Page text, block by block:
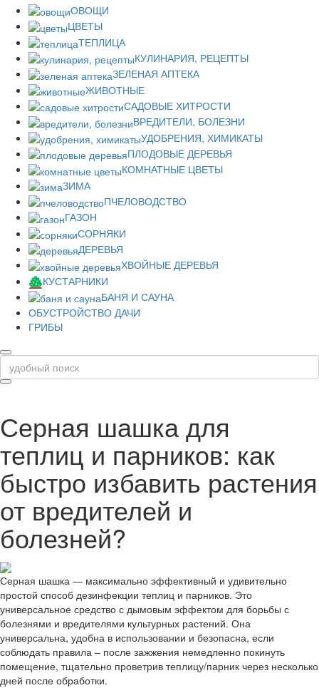
ОВОЩИ
ЦВЕТЫ
ТЕПЛИЦА
КУЛИНАРИЯ, РЕЦЕПТЫ
ЗЕЛЕНАЯ АПТЕКА
ЖИВОТНЫЕ
САДОВЫЕ ХИТРОСТИ
ВРЕДИТЕЛИ, БОЛЕЗНИ
УДОБРЕНИЯ, ХИМИКАТЫ
ПЛОДОВЫЕ ДЕРЕВЬЯ
КОМНАТНЫЕ ЦВЕТЫ
ЗИМА
ПЧЕЛОВОДСТВО
ГАЗОН
СОРНЯКИ
ДЕРЕВЬЯ
ХВОЙНЫЕ ДЕРЕВЬЯ
КУСТАРНИКИ
БАНЯ И САУНА
ОБУСТРОЙСТВО ДАЧИ
ГРИБЫ
Серная шашка для
теплиц и парников: как
быстро избавить растения
от вредителей и
болезней?
Серная шашка — максимально эффективный и удивительно
простой способ дезинфекции теплиц и парников. Это
универсальное средство с дымовым эффектом для борьбы с
болезнями и вредителями культурных растений. Она
универсальна, удобна в использовании и безопасна, если
соблюдать правила – после зажжения немедленно покинуть
помещение, тщательно проветрив теплицу/парник через несколько
дней после обработки.